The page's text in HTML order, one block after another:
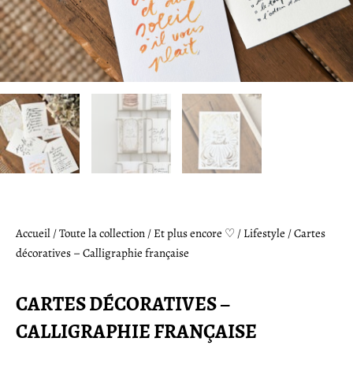
Accueil /Toute la collection / Et plus encore ♡ / Lifestyle / Cartes
décoratives – Calligraphie française
CARTES DÉCORATIVES –
CALLIGRAPHIE FRANÇAISE